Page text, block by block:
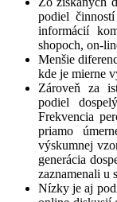
podiel
informácií
shopoch, on-
Menšie
kde je mierne
Zároveň za
podiel
Frekvencia
priamo
výskumnej
generácia
zaznamenali u
Nízky je aj